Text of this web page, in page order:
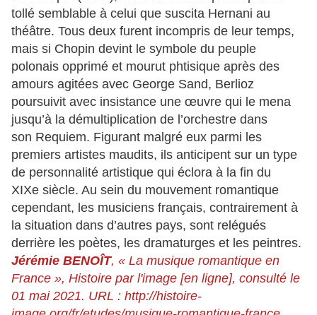
tollé semblable à celui que suscita Hernani au
théâtre. Tous deux furent incompris de leur temps,
mais si Chopin devint le symbole du peuple
polonais opprimé et mourut phtisique après des
amours agitées avec George Sand, Berlioz
poursuivit avec insistance une œuvre qui le mena
jusqu’à la démultiplication de l’orchestre dans
son Requiem. Figurant malgré eux parmi les
premiers artistes maudits, ils anticipent sur un type
de personnalité artistique qui éclora à la fin du
XIXe siècle. Au sein du mouvement romantique
cependant, les musiciens français, contrairement à
la situation dans d’autres pays, sont relégués
derrière les poètes, les dramaturges et les peintres.
Jérémie BENOÎT, « La musique romantique en
France », Histoire par l'image [en ligne], consulté le
01 mai 2021. URL : http://histoire-